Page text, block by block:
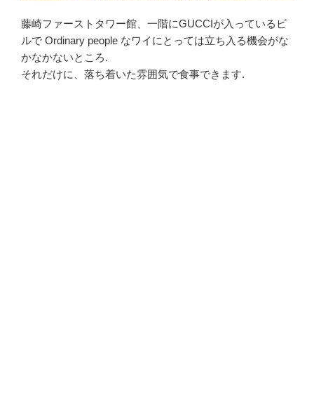
藤崎ファーストタワー館、一階にGUCCIが入っているビ
ルで Ordinary people なワイにとっては立ち入る機会がな
かなかないところ.
それだけに、落ち着いた雰囲気で食事できます.